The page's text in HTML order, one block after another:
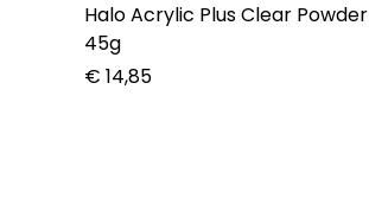
Halo Acrylic Plus Clear Powder
45g
€ 14,85